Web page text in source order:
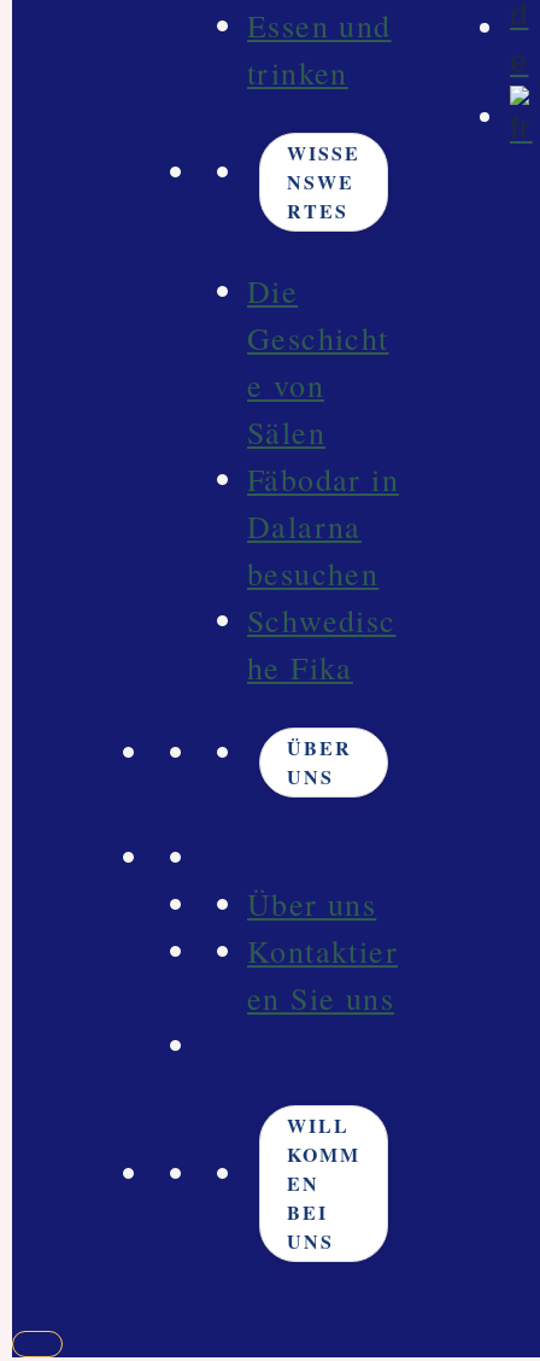
Essen und
trinken
WISSE
NSWE
RTES
Die
Geschicht
e von
Sälen
Fäbodar in
Dalarna
besuchen
Schwedisc
he Fika
ÜBER
UNS
Über uns
Kontaktier
en Sie uns
WILL
KOMM
EN
BEI
UNS